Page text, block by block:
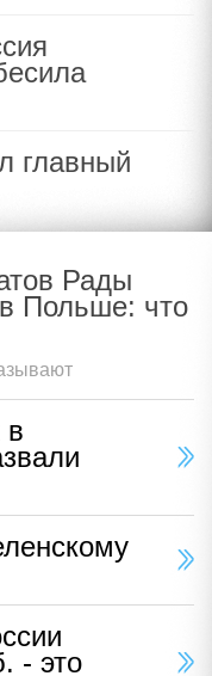
главный
Рады
Польше: что
в
- это